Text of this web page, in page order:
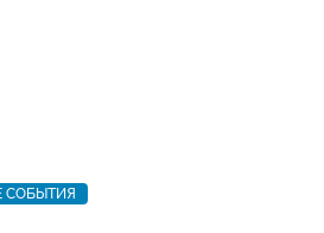
СОБЫТИЯ